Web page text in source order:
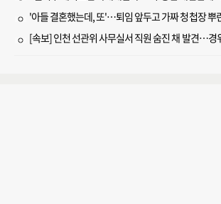
'아들 결혼했는데, 또'…퇴임 앞두고 가짜 청첩장 뿌
[속보] 인천 선관위 사무실서 직원 숨진 채 발견…경